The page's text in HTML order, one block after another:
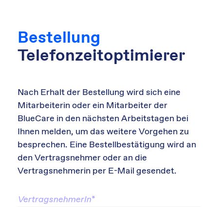
Bestellung
Telefonzeitoptimierer
Nach Erhalt der Bestellung wird sich eine
Mitarbeiterin oder ein Mitarbeiter der
BlueCare in den nächsten Arbeitstagen bei
Ihnen melden, um das weitere Vorgehen zu
besprechen. Eine Bestellbestätigung wird an
den Vertragsnehmer oder an die
Vertragsnehmerin per E-Mail gesendet.